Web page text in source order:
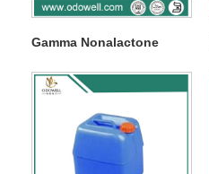
Gamma Nonalactone